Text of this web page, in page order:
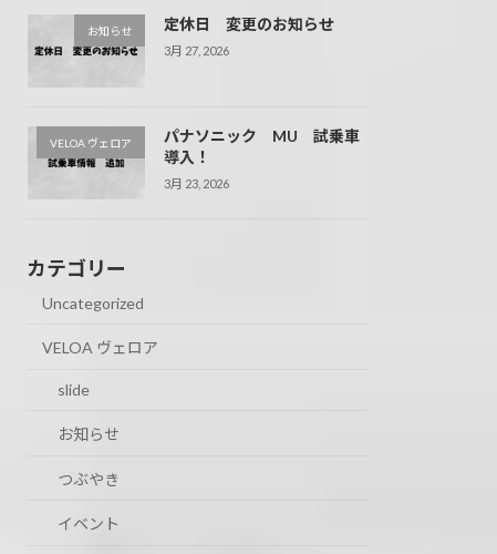
お知らせ 定休日 変更のお知らせ
3月 27, 2026
VELOA ヴェロア
パナソニック MU 試乗車
導入！
3月 23, 2026
カテゴリー
Uncategorized
VELOA ヴェロア
slide
お知らせ
つぶやき
イベント